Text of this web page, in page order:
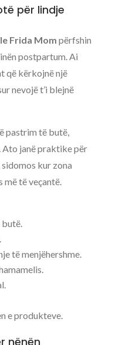
për lindje
Frida Mom përfshin
postpartum. Ai
që kërkojnë një
nevojë t’i blejnë
pastrim të butë,
Ato janë praktike për
kur zona
më të veçantë.
butë.
të menjëhershme.
e produkteve.
nënën